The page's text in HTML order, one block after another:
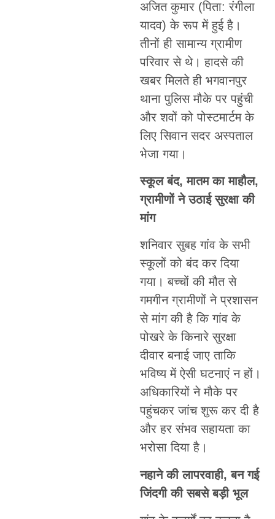
अजित कुमार (पिता: रंगीला
यादव) के रूप में हुई है।
तीनों ही सामान्य ग्रामीण
परिवार से थे। हादसे की
खबर मिलते ही भगवानपुर
थाना पुलिस मौके पर पहुंची
और शवों को पोस्टमार्टम के
लिए सिवान सदर अस्पताल
भेजा गया।
स्कूल बंद, मातम का माहौल,
ग्रामीणों ने उठाई सुरक्षा की
मांग
शनिवार सुबह गांव के सभी
स्कूलों को बंद कर दिया
गया। बच्चों की मौत से
गमगीन ग्रामीणों ने प्रशासन
से मांग की है कि गांव के
पोखरे के किनारे सुरक्षा
दीवार बनाई जाए ताकि
भविष्य में ऐसी घटनाएं न हों।
अधिकारियों ने मौके पर
पहुंचकर जांच शुरू कर दी है
और हर संभव सहायता का
भरोसा दिया है।
नहाने की लापरवाही, बन गई
जिंदगी की सबसे बड़ी भूल